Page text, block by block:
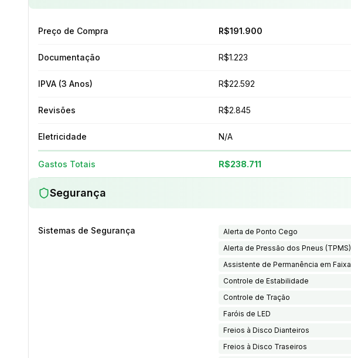
Preço de Compra R$191.900
Documentação R$1.223
IPVA (3 Anos) R$22.592
Revisões R$2.845
Eletricidade N/A
Gastos Totais R$238.711
Segurança
Sistemas de Segurança
Alerta de Ponto Cego
Alerta de Pressão dos Pneus (TPMS)
Assistente de Permanência em Faixa
Controle de Estabilidade
Controle de Tração
Faróis de LED
Freios à Disco Dianteiros
Freios à Disco Traseiros